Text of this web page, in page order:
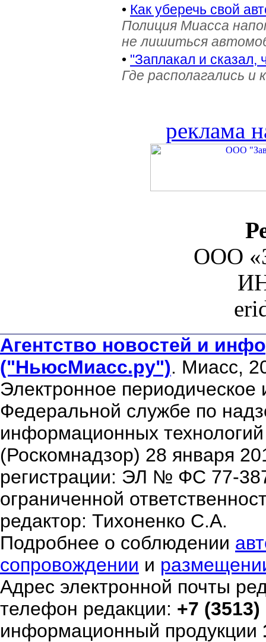
• Как уберечь свой
Полиция Миасса
не лишиться
• "Заплакал и сказал,
Где располагались и
реклама
ООО
Агентство новостей и
("НьюсМиасс.ру"). Миасс,
Электронное периодическое
Федеральной службе по
информационных
(Роскомнадзор) 28 января
регистрации: ЭЛ № ФС 77-
ограниченной
редактор: Тихоненко С.А.
Подробнее о соблюдении
сопровождении и
Адрес электронной почты
телефон редакции: +7
информационный продукции